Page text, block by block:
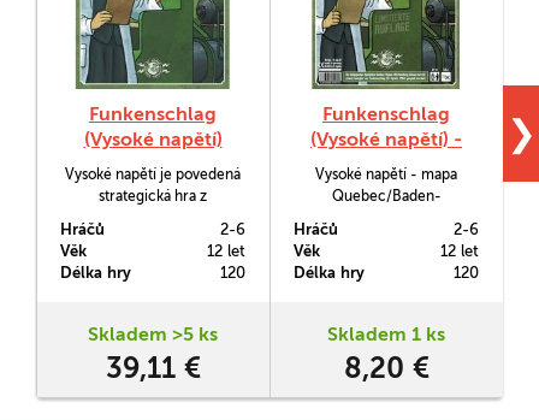
Funkenschlag
(Vysoké napětí)
Vysoké napětí je povedená
strategická hra z
obchodu s energií. Ve hře
budujete vlastní elektrickou
síť, stavíte vhodné
nich suroviny. Trh je
je uspokojit co nejvíce
Hráčů
2-6
Věk
12 let
Délka hry
120
Skladem >5 ks
39,11 €
Funkenschlag
(Vysoké napětí) -
Quebec/Baden-
Württemberg
Vysoké napětí - mapa
Quebec/Baden-
základní hře Vysoké napětí.
Díky tomuto rozšíření
můžete hru přenést buď na
jednoho z německých
Hráčů
2-6
Věk
12 let
Délka hry
120
Skladem 1 ks
8,20 €
❯